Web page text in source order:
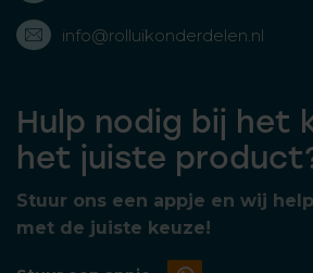
info@rolluikonderdelen.nl
Hulp nodig bij het
het juiste
Stuur ons een appje en wij
met de juiste keuze!